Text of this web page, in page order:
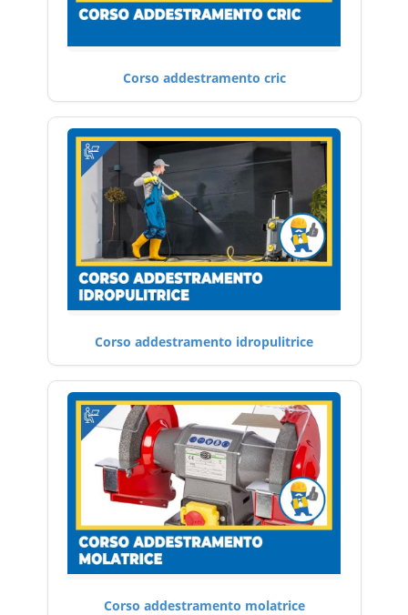
Corso addestramento cric
Corso addestramento idropulitrice
Corso addestramento molatrice